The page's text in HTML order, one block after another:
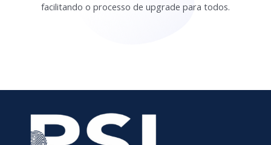
facilitando o processo de upgrade para todos.